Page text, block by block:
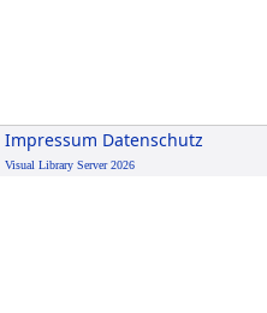
Impressum Datenschutz
Visual Library Server 2026